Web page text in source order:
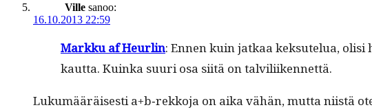
Ville sanoo:
16.10.2013 22:59
Markku af Heurlin: Ennen kuin jatkaa kek­sutelua,
kaut­ta. Kuin­ka suuri osa siitä on talviliikennettä.
Lukumääräis­es­ti a+b‑rekkoja on aika vähän, mut­ta niistä